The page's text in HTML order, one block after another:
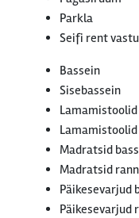
Parkla
Seifi rent
Bassein
Sisebassein
Madratsid
Madratsid
Päikesevarjud
Päikesevarjud